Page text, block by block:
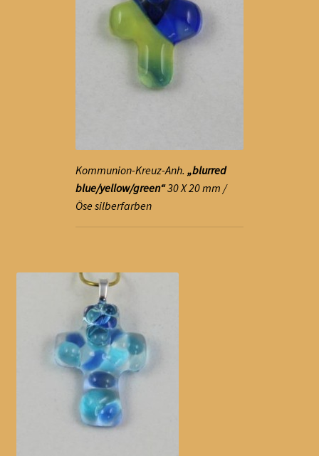
Kommunion-Kreuz-Anh. „blurred
blue/yellow/green“30 X 20 mm /
Öse silberfarben